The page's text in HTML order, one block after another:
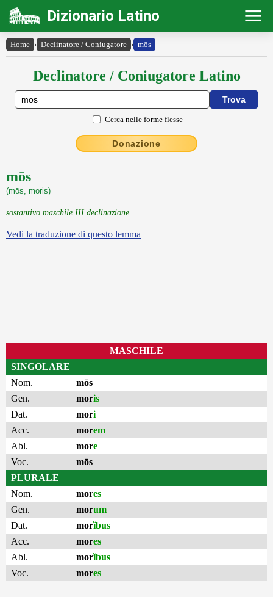
Dizionario Latino
Home › Declinatore / Coniugatore › mōs
Declinatore / Coniugatore Latino
Cerca nelle forme flesse
Donazione
mōs
(mōs, moris)
sostantivo maschile III declinazione
Vedi la traduzione di questo lemma
MASCHILE
SINGOLARE
Nom.
mōs
Gen.
moris
Dat.
mori
Acc.
morem
Abl.
more
Voc.
mōs
PLURALE
Nom.
mores
Gen.
morum
Dat.
morĭbus
Acc.
mores
Abl.
morĭbus
Voc.
mores